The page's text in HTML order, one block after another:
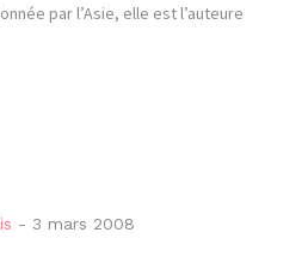
par l’Asie, elle est l’auteure
- 3 mars 2008